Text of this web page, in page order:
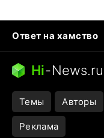
Ответ на хамство
Бензин 100 и 95
Следующая
Hi-News.ru
Темы Авторы
Реклама